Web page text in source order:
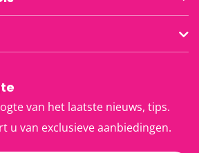
van het laatste nieuws, tips.
u van exclusieve aanbiedingen.